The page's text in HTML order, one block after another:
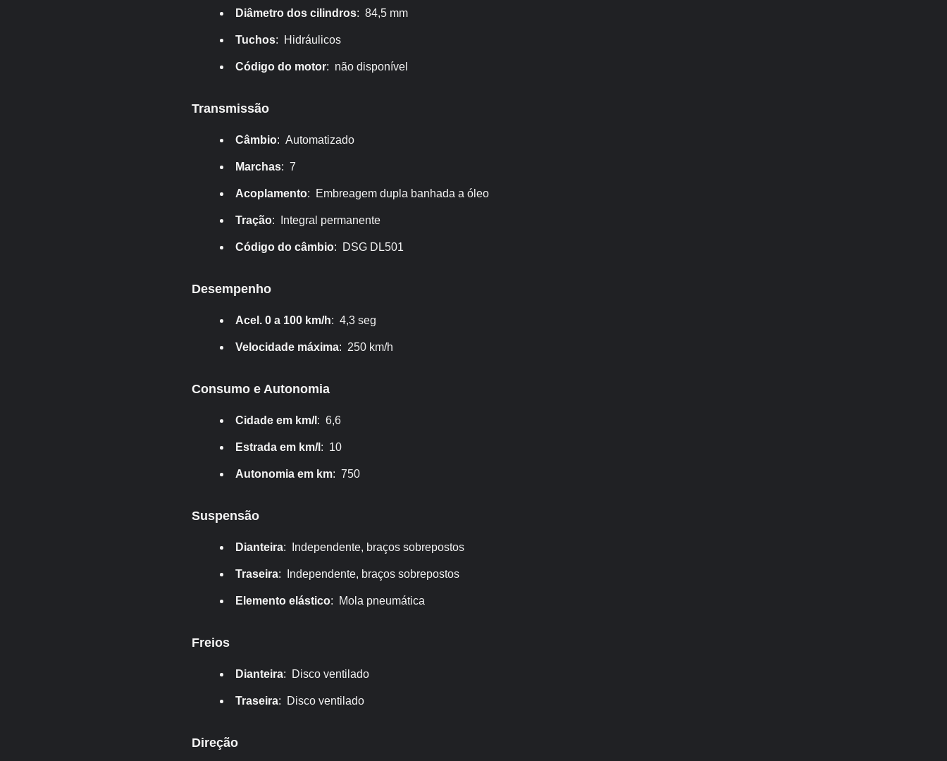
Diâmetro dos cilindros: 84,5 mm
Tuchos: Hidráulicos
Código do motor: não disponível
Transmissão
Câmbio: Automatizado
Marchas: 7
Acoplamento: Embreagem dupla banhada a óleo
Tração: Integral permanente
Código do câmbio: DSG DL501
Desempenho
Acel. 0 a 100 km/h: 4,3 seg
Velocidade máxima: 250 km/h
Consumo e Autonomia
Cidade em km/l : 6,6
Estrada em km/l : 10
Autonomia em km: 750
Suspensão
Dianteira: Independente, braços sobrepostos
Traseira: Independente, braços sobrepostos
Elemento elástico: Mola pneumática
Freios
Dianteira: Disco ventilado
Traseira: Disco ventilado
Direção